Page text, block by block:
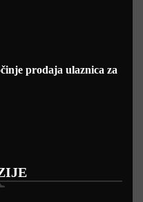
prodaja ulaznica za